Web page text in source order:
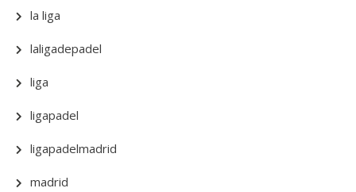
la liga
laligadepadel
liga
ligapadel
ligapadelmadrid
madrid